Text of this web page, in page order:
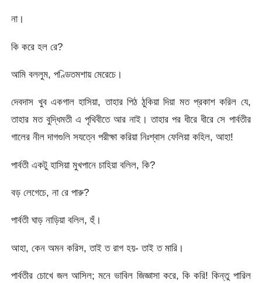
না।
কি করে হল রে?
আমি বললুম, পণ্ডিতমশায় মেরেচে।
দেবদাস খুব একগাল হাসিয়া, তাহার পিঠ ঠুকিয়া দিয়া মত প্রকাশ করিল যে,
তাহার মত বুদ্ধিমতী এ পৃথিবীতে আর নাই। তাহার পর ধীরে ধীরে সে পার্বতীর
গালের নীল দাগগুলি সযত্নে পরীক্ষা করিয়া নিঃশ্বাস ফেলিয়া কহিল, আহা!
পার্বতী একটু হাসিয়া মুখপানে চাহিয়া বলিল, কি?
বড় লেগেচে, না রে পারু?
পার্বতী ঘাড় নাড়িয়া বলিল, হুঁ।
আহা, কেন অমন করিস, তাই ত রাগ হয়- তাই ত মারি।
পার্বতীর চোখে জল আসিল; মনে ভাবিল জিজ্ঞাসা করে, কি করি! কিন্তু পারিল